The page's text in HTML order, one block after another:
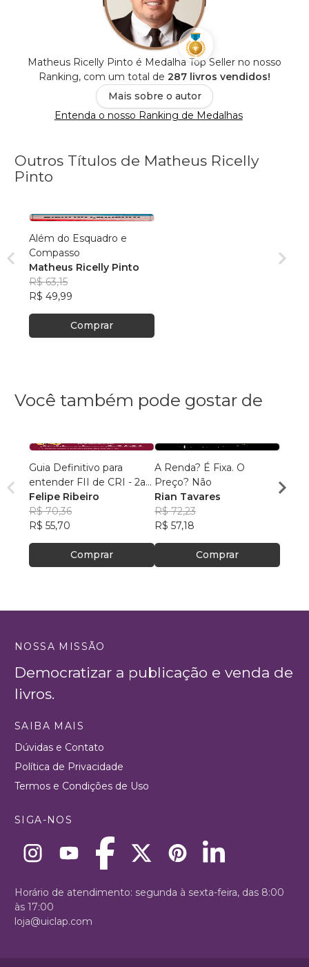
Matheus Ricelly Pinto é Medalha Top Seller no nosso
Ranking, com um total de 287 livros vendidos!
Mais sobre o autor
Entenda o nosso Ranking de Medalhas
Outros Títulos de Matheus Ricelly
Pinto
Além do Esquadro e
Compasso
Matheus Ricelly Pinto
R$ 63,15
R$ 49,99
Comprar
Você também pode gostar de
Guia Definitivo para
entender FII de CRI - 2a
Edição
Felipe Ribeiro
R$ 70,36
R$ 55,70
Comprar
A Renda? É Fixa. O
Preço? Não
Rian Tavares
R$ 72,23
R$ 57,18
Comprar
R$
NOSSA MISSÃO
Democratizar a publicação e venda de
livros.
SAIBA MAIS
Dúvidas e Contato
Política de Privacidade
Termos e Condições de Uso
SIGA-NOS
Horário de atendimento: segunda à sexta-feira, das 8:00
às 17:00
loja@uiclap.com